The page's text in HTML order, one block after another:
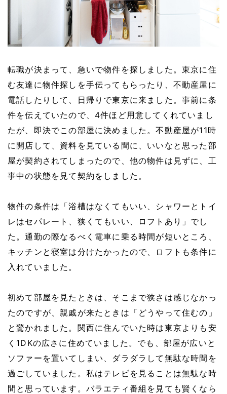
転職が決まって、急いで物件を探しました。東京に住
む友達に物件探しを手伝ってもらったり、不動産屋に
電話したりして、日帰りで東京に来ました。事前に条
件を伝えていたので、4件ほど用意してくれていまし
たが、即決でこの部屋に決めました。不動産屋が11時
に開店して、資料を見ている間に、いいなと思った部
屋が契約されてしまったので、他の物件は見ずに、工
事中の状態を見て契約をしました。
物件の条件は「浴槽はなくてもいい、シャワーとトイ
レはセパレート、狭くてもいい、ロフトあり」でし
た。通勤の際なるべく電車に乗る時間が短いところ、
キッチンと寝室は分けたかったので、ロフトも条件に
入れていました。
初めて部屋を見たときは、そこまで狭さは感じなかっ
たのですが、親戚が来たときは「どうやって住むの」
と驚かれました。関西に住んでいた時は東京よりも安
く1DKの広さに住めていました。でも、部屋が広いと
ソファーを置いてしまい、ダラダラして無駄な時間を
過ごしていました。私はテレビを見ることは無駄な時
間と思っています。バラエティ番組を見ても賢くなら